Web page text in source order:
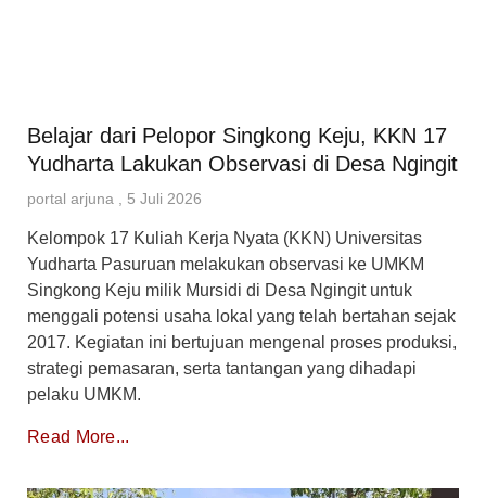
Belajar dari Pelopor Singkong Keju, KKN 17
Yudharta Lakukan Observasi di Desa Ngingit
portal arjuna 5 Juli 2026
Kelompok 17 Kuliah Kerja Nyata (KKN) Universitas
Yudharta Pasuruan melakukan observasi ke UMKM
Singkong Keju milik Mursidi di Desa Ngingit untuk
menggali potensi usaha lokal yang telah bertahan sejak
2017. Kegiatan ini bertujuan mengenal proses produksi,
strategi pemasaran, serta tantangan yang dihadapi
pelaku UMKM.
Read More...